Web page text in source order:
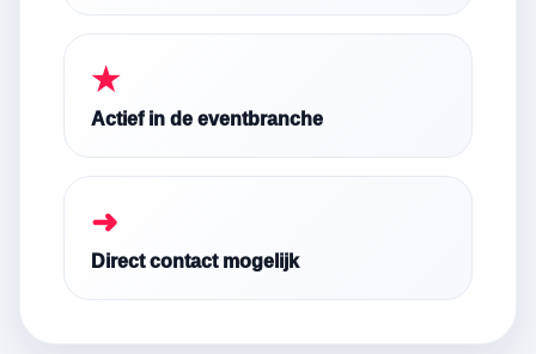
★
Actief in de eventbranche
➜
Direct contact mogelijk